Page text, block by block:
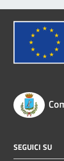
SEGUICI SU